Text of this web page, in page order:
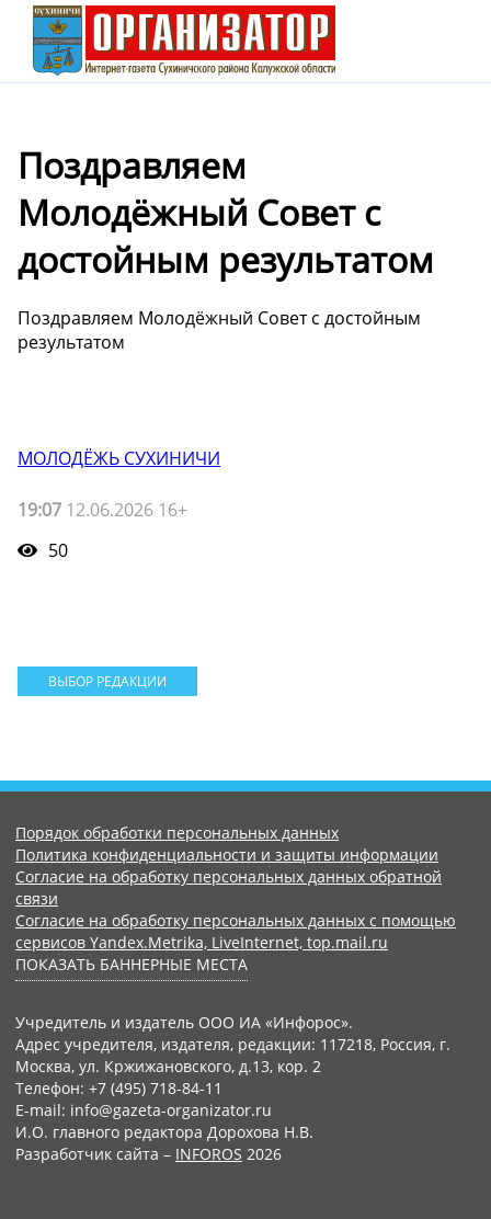
Поздравляем
Молодёжный Совет с
достойным результатом
Поздравляем Молодёжный Совет с достойным
результатом
МОЛОДЁЖЬ СУХИНИЧИ
19:07 12.06.2026 16+
50
ВЫБОР РЕДАКЦИИ
Порядок обработки персональных данных
Политика конфиденциальности и защиты информации
Согласие на обработку персональных данных обратной
связи
Согласие на обработку персональных данных с помощью
сервисов Yandex.Metrika, LiveInternet, top.mail.ru
ПОКАЗАТЬ БАННЕРНЫЕ МЕСТА
Учредитель и издатель ООО ИА «Инфорос».
Адрес учредителя, издателя, редакции: 117218, Россия, г.
Москва, ул. Кржижановского, д.13, кор. 2
Телефон: +7 (495) 718-84-11
E-mail: info@gazeta-organizator.ru
И.О. главного редактора Дорохова Н.В.
Разработчик сайта – INFOROS 2026